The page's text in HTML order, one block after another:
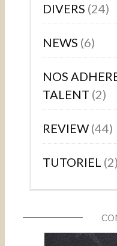
DIVERS (24)
NEWS (6)
NOS
TALENT (2)
REVIEW(44)
TUTORIEL (2)